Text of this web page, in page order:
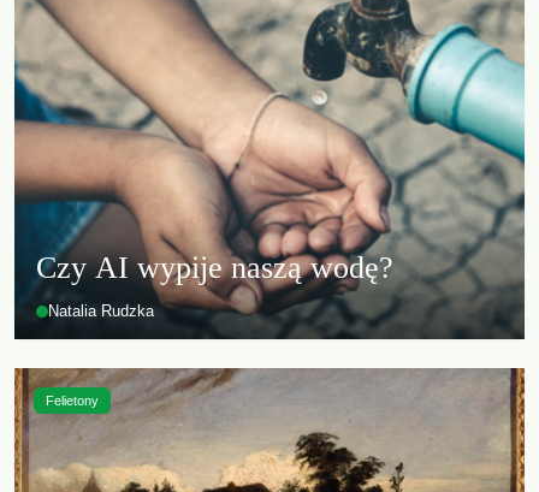
Czy AI wypije naszą wodę?
Natalia Rudzka
Felietony